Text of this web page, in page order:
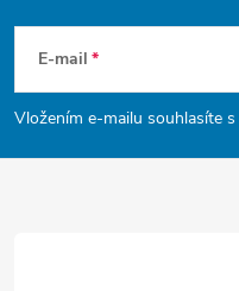
p
a
E-mail
Vložením e-mailu souhlasíte s